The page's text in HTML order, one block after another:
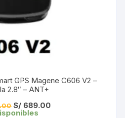
GPS Magene C606 V2 –
2.8″ – ANT+
El
precio
S/ 689.00